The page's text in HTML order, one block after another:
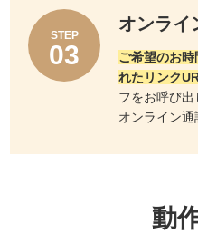
STEP
03
オンライ
ご希望のお
れたリンク
フをお呼び出
オンライン通
動